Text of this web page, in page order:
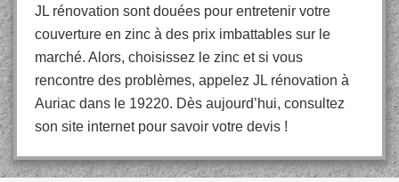
JL rénovation sont douées pour entretenir votre
couverture en zinc à des prix imbattables sur le
marché. Alors, choisissez le zinc et si vous
rencontre des problèmes, appelez JL rénovation à
Auriac dans le 19220. Dès aujourd’hui, consultez
son site internet pour savoir votre devis !